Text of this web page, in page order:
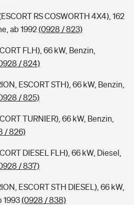
RS COSWORTH 4X4), 162
ab 1992(0928 / 823)
FLH), 66 kW, Benzin,
/ 824)
ESCORT STH), 66 kW, Benzin,
/ 825)
TURNIER), 66 kW, Benzin,
/ 826)
DIESEL FLH), 66 kW, Diesel,
/ 837)
ESCORT STH DIESEL), 66 kW,
1993(0928 / 838)